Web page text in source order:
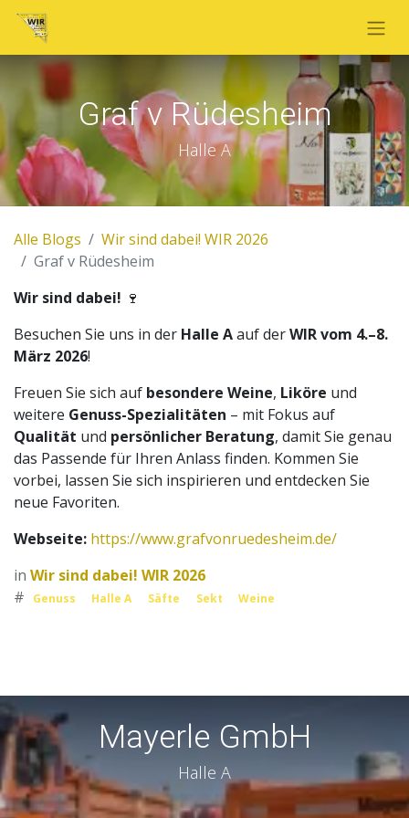
Graf v Rüdesheim
Halle A
Alle Blogs
Wir sind dabei! WIR 2026
Graf v Rüdesheim
Wir sind dabei! 🍷
Besuchen Sie uns in der Halle Aauf derWIR vom 4.–8.
März 2026!
Freuen Sie sich auf besondere Weine, Liköre und
weitere Genuss-Spezialitäten – mit Fokus auf
Qualität und persönlicher Beratung, damit Sie genau
das Passende für Ihren Anlass finden. Kommen Sie
vorbei, lassen Sie sich inspirieren und entdecken Sie
neue Favoriten.
Webseite: https://www.grafvonruedesheim.de/
in Wir sind dabei! WIR 2026
#
Genuss Halle A Säfte Sekt Weine
Mayerle GmbH
Halle A